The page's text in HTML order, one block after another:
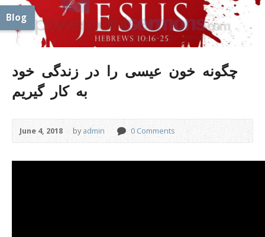
Blog
چگونه خون عیسی را در زندگی خود
به کار گیریم
June 4, 2018 byadmin 0 Comments